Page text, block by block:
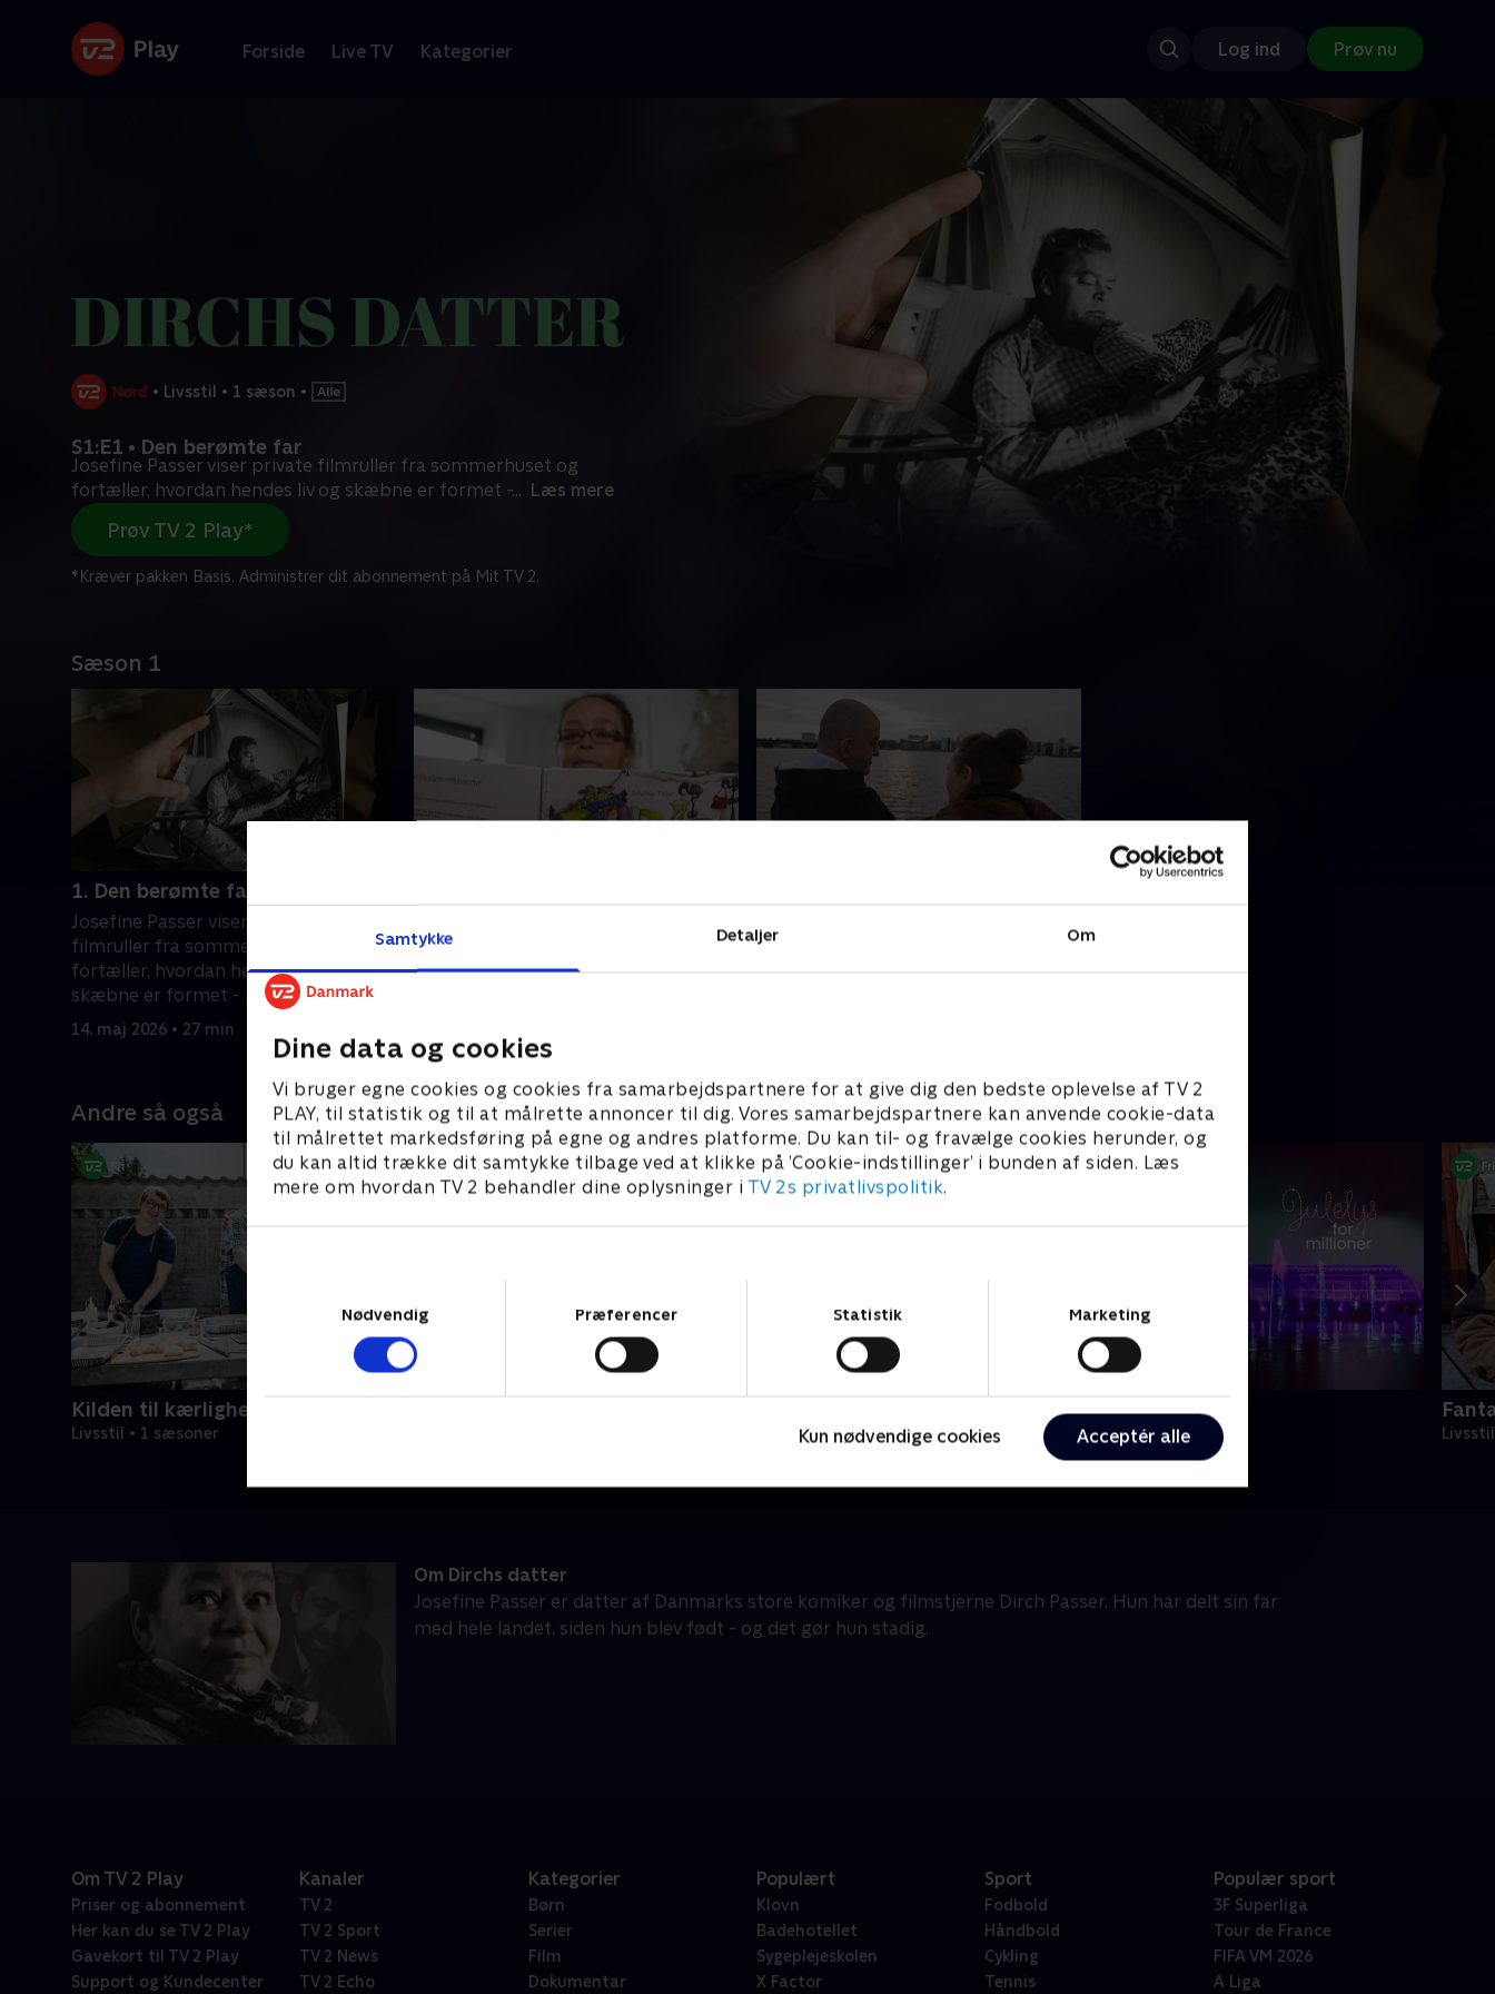
Samtykke Detaljer Om
Dine data og cookies
Vi bruger egne cookies og cookies fra samarbejdspartnere for at give dig den bedste oplevelse af TV 2
PLAY, til statistik og til at målrette annoncer til dig. Vores samarbejdspartnere kan anvende cookie-data
til målrettet markedsføring på egne og andres platforme. Du kan til- og fravælge cookies herunder, og
du kan altid trække dit samtykke tilbage ved at klikke på ’Cookie-indstillinger’ i bunden af siden. Læs
mere om hvordan TV 2 behandler dine oplysninger i TV 2s privatlivspolitik.
Nødvendig
Præferencer Statistik Marketing
Kun nødvendige cookies Acceptér alle
Forside Live TV Kategorier Log ind Prøv nu
• Livsstil • 1 sæson •
S1:E1 • Den berømte far
Josefine Passer viser private filmruller fra sommerhuset og
fortæller, hvordan hendes liv og skæbne er formet -... Læs mere
Prøv TV 2 Play*
*Kræver pakken Basis. Administrer dit abonnement på Mit TV 2.
Sæson 1
1. Den berømte far
Josefine Passer viser private
filmruller fra sommerhuset og
fortæller, hvordan hendes liv og
skæbne er formet - med og uden sin
berømte far.
14. maj 2026 • 27 min
mor i 1976, og det skabte en stor
tomhed og rodløshed hos hende. Det
Passer ro og erkendelse samt en helt
Andre så også
Kilden til kærlighed
Livsstil • 1 sæsoner
Julelys for millioner
2022 • Livsstil • 46 min
Om Dirchs datter
Josefine Passer er datter af Danmarks store komiker og filmstjerne Dirch Passer. Hun har delt sin far
med hele landet, siden hun blev født - og det gør hun stadig.
Om TV 2 Play
Priser og abonnement
Her kan du se TV 2 Play
Gavekort til TV 2 Play
Support og Kundecenter
Kanaler
TV 2
TV 2 Sport
TV 2 News
TV 2 Echo
Kategorier
Børn
Serier
Film
Dokumentar
Populært
Klovn
Badehotellet
Sygeplejeskolen
X Factor
Sport
Fodbold
Håndbold
Cykling
Tennis
Populær sport
3F Superliga
Tour de France
FIFA VM 2026
A Liga